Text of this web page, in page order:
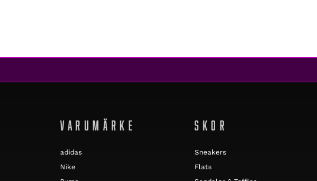
VARUMÄRKE
adidas
Nike
SKOR
Sneakers
Flats